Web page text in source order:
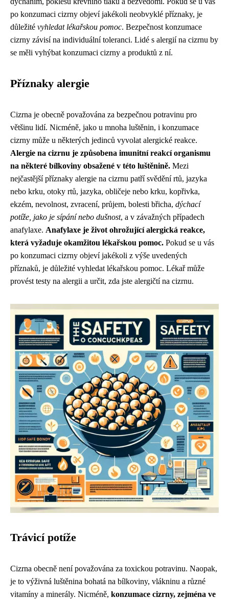
po konzumaci cizrny objeví jakékoli neobvyklé příznaky, je
důležité vyhledat lékařskou pomoc. Bezpečnost konzumace
cizrny závisí na individuální toleranci. Lidé s alergií na cizrnu by
se měli vyhýbat konzumaci cizrny a produktů z ní.
Příznaky alergie
Cizrna je obecně považována za bezpečnou potravinu pro
většinu lidí. Nicméně, jako u mnoha luštěnin, i konzumace
cizrny může u některých jedinců vyvolat alergické reakce.
Alergie na cizrnu je způsobena imunitní reakcí organismu
na některé bílkoviny obsažené v této luštěnině. Mezi
nejčastější příznaky alergie na cizrnu patří svědění rtů, jazyka
nebo krku, otoky rtů, jazyka, obličeje nebo krku, kopřivka,
ekzém, nevolnost, zvracení, průjem, bolesti břicha, dýchací
potíže, jako je sípání nebo dušnost, a v závažných případech
anafylaxe. Anafylaxe je život ohrožující alergická reakce,
která vyžaduje okamžitou lékařskou pomoc. Pokud se u vás
po konzumaci cizrny objeví jakékoli z výše uvedených
příznaků, je důležité vyhledat lékařskou pomoc. Lékař může
provést testy na alergii a určit, zda jste alergičtí na cizrnu.
Trávicí potíže
Cizrna obecně není považována za toxickou potravinu. Naopak,
je to výživná luštěnina bohatá na bílkoviny, vlákninu a různé
vitamíny a minerály. Nicméně, konzumace cizrny, zejména ve